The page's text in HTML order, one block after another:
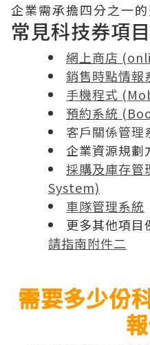
企業需承擔四分之一的
常見科技券項
網上商店
銷售時點情
手機程式
預約系統
客戶關係管理
企業資源規劃
採購及庫存
System)
車隊管理系統
更多其他項目
請指南附件二
需要多少份